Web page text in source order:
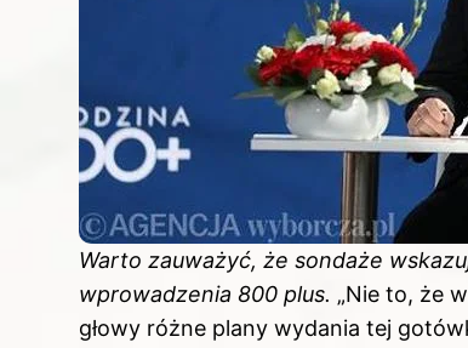
Warto zauważyć, że sondaże
wprowadzenia 800 plus. „Nie to, że
głowy różne plany wydania tej